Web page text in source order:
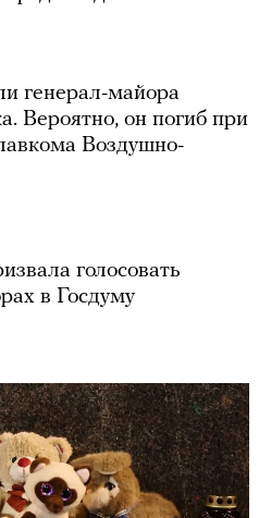
генерал-майора
Вероятно, он погиб при
Воздушно-
голосовать
в Госдуму